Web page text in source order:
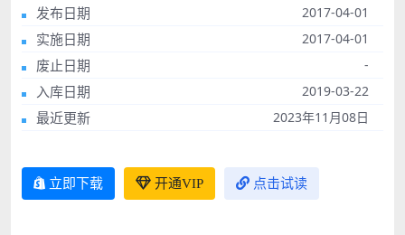
发布日期 2017-04-01
实施日期 2017-04-01
废止日期 -
入库日期 2019-03-22
最近更新 2023年11月08日
立即下载 开通VIP 点击试读